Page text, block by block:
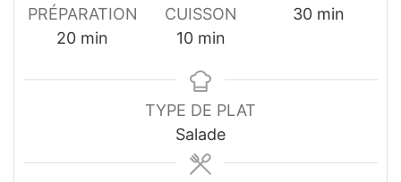
PRÉPARATION
20minutes
min
CUISSON
10minutes
min
30minutes
min
TYPE DE PLAT
Salade